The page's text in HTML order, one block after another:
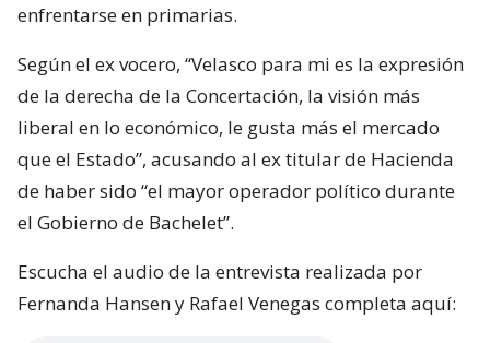
enfrentarse en primarias.
Según el ex vocero, “Velasco para mi es la expresión
de la derecha de la Concertación, la visión más
liberal en lo económico, le gusta más el mercado
que el Estado”, acusando al ex titular de Hacienda
de haber sido “el mayor operador político durante
el Gobierno de Bachelet”.
Escucha el audio de la entrevista realizada por
Fernanda Hansen y Rafael Venegas completa aquí: